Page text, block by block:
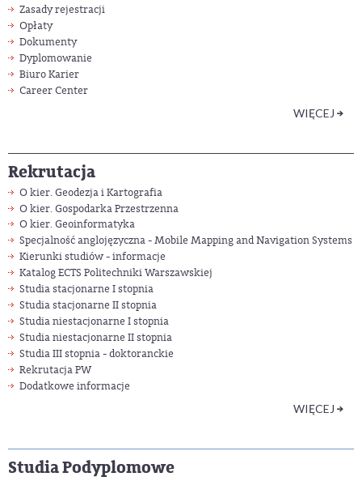
Zasady rejestracji
Opłaty
Dokumenty
Dyplomowanie
Biuro Karier
Career Center
WIĘCEJ
Rekrutacja
O kier. Geodezja i Kartografia
O kier. Gospodarka Przestrzenna
O kier. Geoinformatyka
Specjalność anglojęzyczna- Mobile Mapping and Navigation Systems
Kierunki studiów- informacje
Katalog ECTS Politechniki Warszawskiej
Studia stacjonarne I stopnia
Studia stacjonarne II stopnia
Studia niestacjonarne I stopnia
Studia niestacjonarne II stopnia
Studia III stopnia - doktoranckie
Rekrutacja PW
Dodatkowe informacje
WIĘCEJ
Studia Podyplomowe